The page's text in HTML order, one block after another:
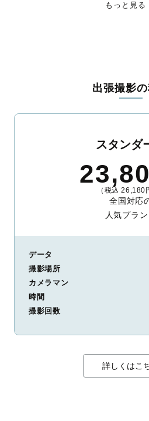
ありのままの空気感を大切に、何十
ィを身につけたプロのカメラマンが
ます。創業10年のノウハウを活かし
験をお届けします。
整。自然な雰囲気を残しつつも、お
に。きっと「こんな写真を撮ってほ
出会えます。まずは、ラブグラフの
もっと見る
出張撮影
スタンダ
（税込 26,180
全国対応
人気プラン
データ
撮影場所
カメラマン
時間
撮影回数
詳しくはこ